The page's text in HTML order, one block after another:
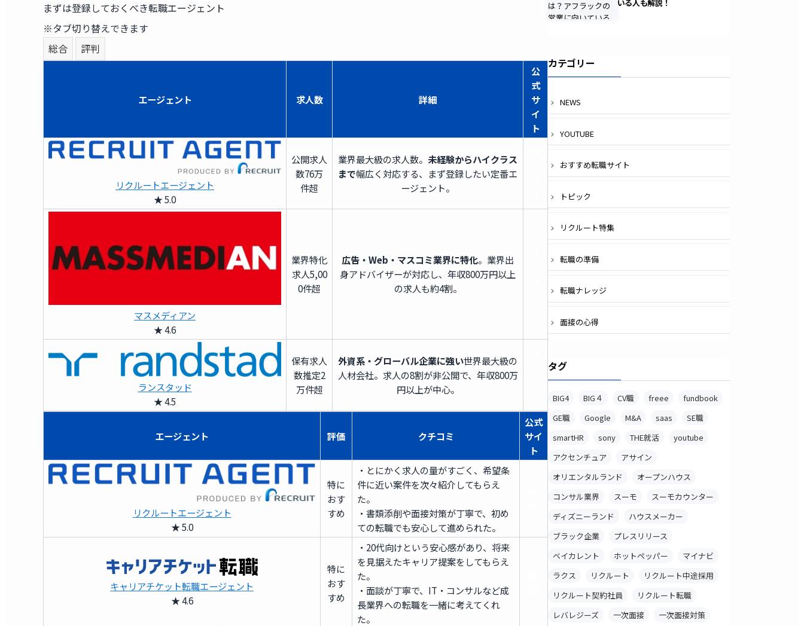
まずは登録しておくべき転職エージェント
※タブ切り替えできます
総合
評判
エージェント 求人数 詳細
公
式
サ
イ
ト
リクルートエージェント
★ 5.0
公開求人
数76万
件超
業界最大級の求人数。 未経験からハイクラス
まで幅広く対応する、まず登録したい定番エ
ージェント。
マスメディアン
★ 4.6
業界特化
求人5,00
0件超
広告・Web・マスコミ業界に特化。業界出
身アドバイザーが対応し、年収800万円以上
の求人も約4割。
ランスタッド
★ 4.5
保有求人
数推定2
万件超
外資系・グローバル企業に強い世界最大級の
人材会社。求人の8割が非公開で、年収800万
円以上が中心。
エージェント 評価 クチコミ
公式
サイ
ト
リクルートエージェント
★ 5.0
特に
おす
すめ
・とにかく求人の量がすごく、希望条
件に近い案件を次々紹介してもらえ
た。
・書類添削や面接対策が丁寧で、初め
ての転職でも安心して進められた。
キャリアチケット転職エージェント
★ 4.6
特に
おす
すめ
・20代向けという安心感があり、将来
を見据えたキャリア提案をしてもらえ
た。
・面談が丁寧で、IT・コンサルなど成
長業界への転職を一緒に考えてくれ
た。
いる人も解説！
カテゴリー
NEWS
YOUTUBE
おすすめ転職サイト
トピック
リクルート特集
転職の準備
転職ナレッジ
面接の心得
タグ
BIG4 BIG４ CV職 freee
fundbook
GE職
Google M&A saas
SE職
smartHR
sony THE就活
youtube
アクセンチュア
アサイン
オリエンタルランド
オープンハウス
コンサル業界
スーモ
スーモカウンター
ディズニーランド
ハウスメーカー
ブラック企業
プレスリリース
ベイカレント
ホットペッパー
マイナビ
ラクス
リクルート
リクルート中途採用
リクルート契約社員
リクルート転職
レバレジーズ
一次面接
一次面接対策